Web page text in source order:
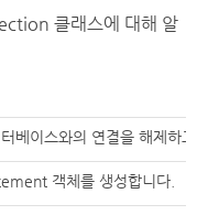
클래스에 대해 알
베이스와의 연결을 해제하고
객체를 생성합니다.